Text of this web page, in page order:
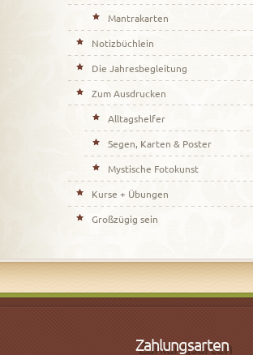
Mantrakarten
Notizbüchlein
Die Jahresbegleitung
Zum Ausdrucken
Alltagshelfer
Segen, Karten & Poster
Mystische Fotokunst
Kurse + Übungen
Großzügig sein
Zahlungsarten